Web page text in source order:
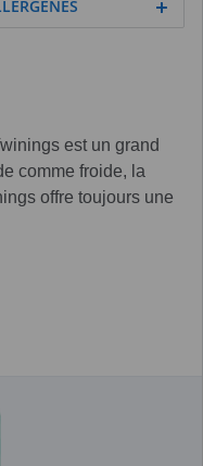
est un grand
comme froide, la
offre toujours une